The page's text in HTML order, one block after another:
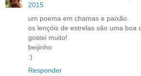
2015
um poema em chamas e paixão.
os lençóis de estrelas são uma boa
gostei muito!
beijinho
:)
Responder